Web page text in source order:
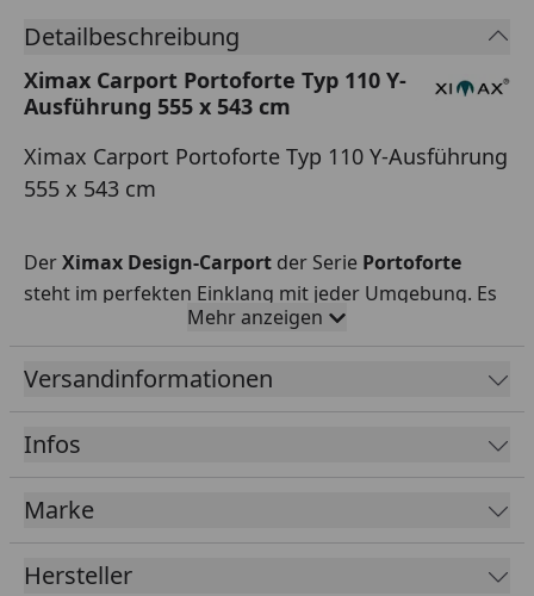
Detailbeschreibung
Ximax Carport Portoforte Typ 110 Y-
Ausführung 555 x 543 cm
Ximax Carport Portoforte Typ 110 Y-Ausführung
555 x 543 cm
DerXimax Design-Carport der Serie Portoforte
steht im perfekten Einklang mit jeder Umgebung. Es
werden ausschließlich hochwertigste Materialen
verwendet:Eloxiertes, korrosionsbeständiges
Aluminiumsowie hitzeabweisendes
(Rauchglasgrau oder Klarmatt) für das Dach, welche
das komplette Carport sehr flexibel und stabil
machen. Die Y-Ausführung Typ 110 kommt mit6
Stützen (160 x 100 mm)
Dachrinne mit Regenfallrohr.
Mehr anzeigen
Versandinformationen
Infos
Marke
Hersteller